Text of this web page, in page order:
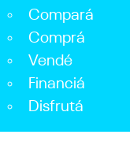
Compará
Comprá
Vendé
Financiá
Disfrutá